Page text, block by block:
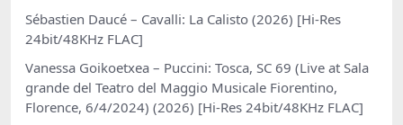
Sébastien Daucé – Cavalli: La Calisto (2026) [Hi-Res
24bit/48KHz FLAC]
Vanessa Goikoetxea – Puccini: Tosca, SC 69 (Live at Sala
grande del Teatro del Maggio Musicale Fiorentino,
Florence, 6/4/2024) (2026) [Hi-Res 24bit/48KHz FLAC]